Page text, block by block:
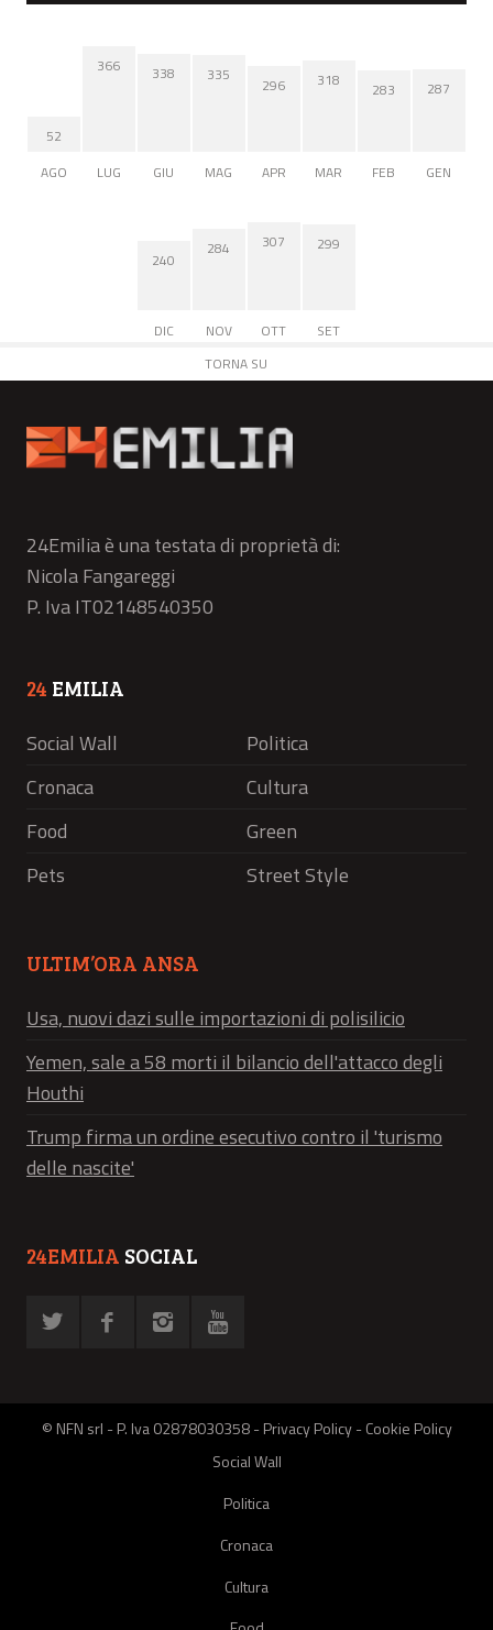
52
AGO
366
LUG
338
GIU
335
MAG
296
APR
318
MAR
283
FEB
287
GEN
240
DIC
284
NOV
307
OTT
299
SET
TORNA SU
24Emilia è una testata di proprietà di:
Nicola Fangareggi
P. Iva IT02148540350
24 EMILIA
Social Wall
Politica
Cronaca
Cultura
Food
Green
Pets
Street Style
ULTIM’ORA ANSA
Usa, nuovi dazi sulle importazioni di polisilicio
Yemen, sale a 58 morti il bilancio dell'attacco degli
Houthi
Trump firma un ordine esecutivo contro il 'turismo
delle nascite'
24EMILIA SOCIAL
© NFN srl - P. Iva 02878030358 -Privacy Policy-Cookie Policy
Social Wall
Politica
Cronaca
Cultura